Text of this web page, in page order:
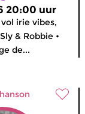
20:00 uur
irie vibes,
& Robbie •
de...